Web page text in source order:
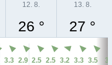
12. 8.
26 °
13. 8.
27 °
3.3 2.9 2.5 2.5 3.2 3.3 3.5 3